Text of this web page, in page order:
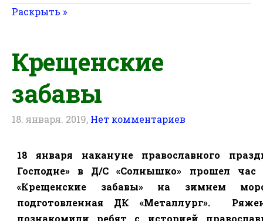
Раскрыть »
Крещенские
забавы
18. января. 2019, Нет комментариев
18 января накануне православного
Господне» в Д/С «Солнышко» прошел час
«Крещенские забавы» на зимнем
подготовленная ДК «Металлург».
познакомили ребят с историей